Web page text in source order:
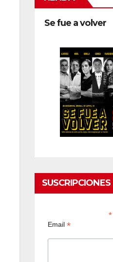
Se fue a volver
SUSCRIPCIONES
*
Email *